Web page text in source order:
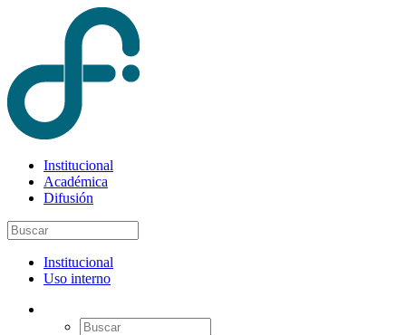
Institucional
Académica
Difusión
Institucional
Uso interno